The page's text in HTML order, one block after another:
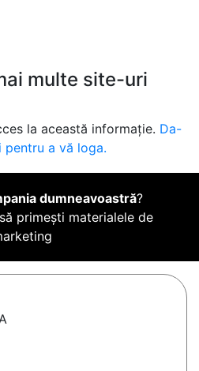
multe site-uri
la această informație. Da-
a vă loga.
dumneavoastră?
primești materialele de